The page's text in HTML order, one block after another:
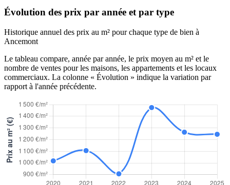
Évolution des prix par année et par type
Historique annuel des prix au m² pour chaque type de bien à
Ancemont
Le tableau compare, année par année, le prix moyen au m² et le
nombre de ventes pour les maisons, les appartements et les locaux
commerciaux. La colonne « Évolution » indique la variation par
rapport à l'année précédente.